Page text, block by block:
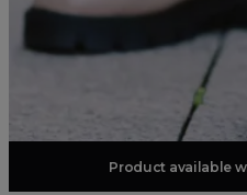
Add to
Product available